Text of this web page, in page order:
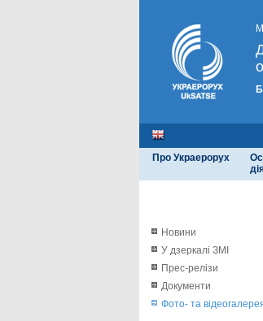
Про Украерорух
Новини
У дзеркалі ЗМІ
Прес-релізи
Документи
Фото- та